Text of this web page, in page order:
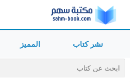
نشر كتاب المميز